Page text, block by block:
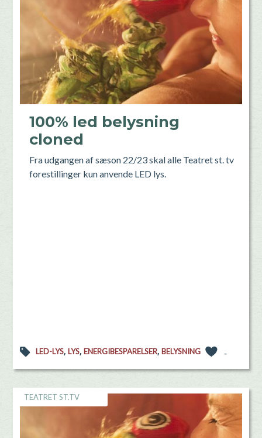
100% led belysning
cloned
Fra udgangen af sæson 22/23 skal alle Teatret st. tv
forestillinger kun anvende LED lys.
LED-LYS, LYS, ENERGIBESPARELSER, BELYSNING -
TEATRET ST.TV